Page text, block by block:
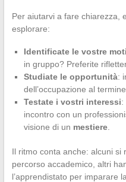
Per aiutarvi a fare chiarezza,
esplorare:
Identificate le vostre
in gruppo? Preferite
Studiate le opportunità:
dell’occupazione al
Testate i vostri interessi:
incontro con un
visione di un mestiere.
Il ritmo conta anche: alcuni si
percorso accademico, altri
l’apprendistato per imparare